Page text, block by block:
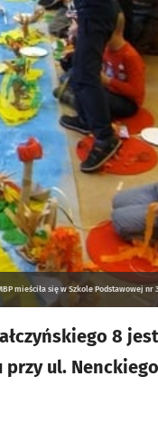
mieściła się w Szkole Podstawowej nr
8
ul.